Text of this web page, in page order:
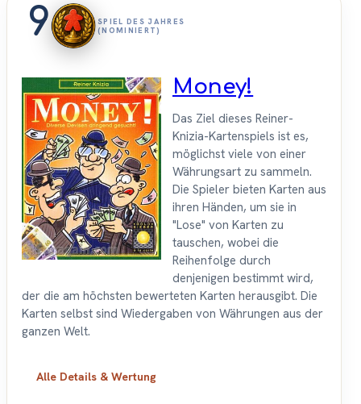
9
SPIEL DES JAHRES
(NOMINIERT)
Money!
Das Ziel dieses Reiner-
Knizia-Kartenspiels ist es,
möglichst viele von einer
Währungsart zu sammeln.
Die Spieler bieten Karten aus
ihren Händen, um sie in
"Lose" von Karten zu
tauschen, wobei die
Reihenfolge durch
denjenigen bestimmt wird,
der die am höchsten bewerteten Karten herausgibt. Die
Karten selbst sind Wiedergaben von Währungen aus der
ganzen Welt.
Alle Details & Wertung